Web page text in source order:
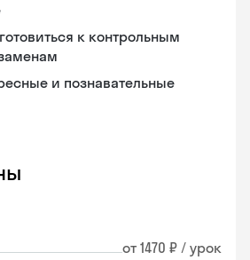
к контрольным
и познавательные
от 1470 ₽ / урок